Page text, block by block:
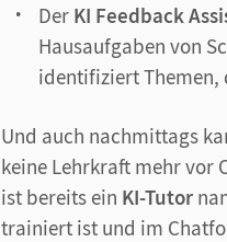
Der KI Feedback
Hausaufgaben von
identifiziert
Und auch nachmittags
keine Lehrkraft mehr vor
ist bereits ein KI-Tutor
trainiert ist und im